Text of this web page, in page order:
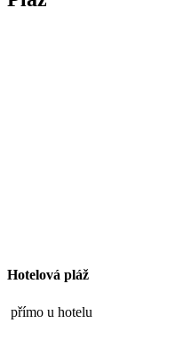
Hotelová pláž
přímo u hotelu